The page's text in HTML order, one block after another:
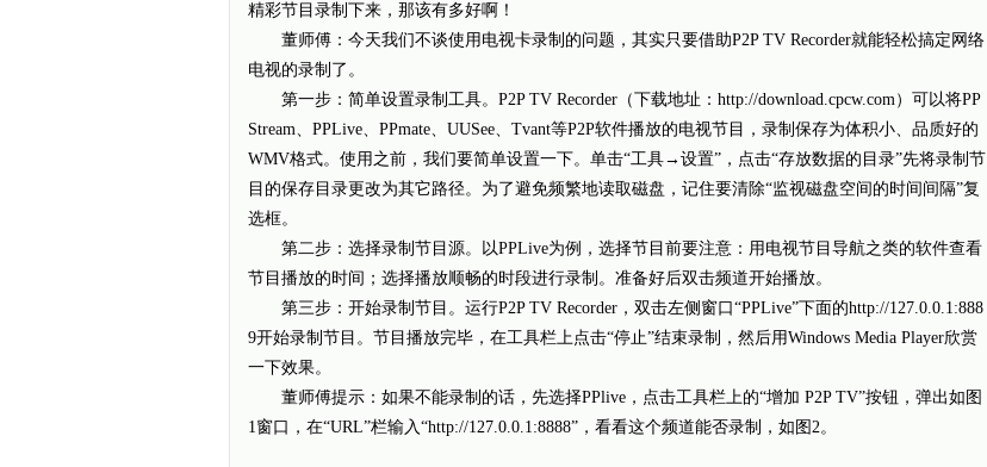
精彩节目录制下来，那该有多好啊！
董师傅：今天我们不谈使用电视卡录制的问题，其实只要借助P2P TV Recorder就能轻松搞定网络
电视的录制了。
第一步：简单设置录制工具。P2P TV Recorder（下载地址：http://download.cpcw.com）可以将PP
Stream、PPLive、PPmate、UUSee、Tvant等P2P软件播放的电视节目，录制保存为体积小、品质好的
WMV格式。使用之前，我们要简单设置一下。单击“工具→设置”，点击“存放数据的目录”先将录制节
目的保存目录更改为其它路径。为了避免频繁地读取磁盘，记住要清除“监视磁盘空间的时间间隔”复
选框。
第二步：选择录制节目源。以PPLive为例，选择节目前要注意：用电视节目导航之类的软件查看
节目播放的时间；选择播放顺畅的时段进行录制。准备好后双击频道开始播放。
第三步：开始录制节目。运行P2P TV Recorder，双击左侧窗口“PPLive”下面的http://127.0.0.1:888
9开始录制节目。节目播放完毕，在工具栏上点击“停止”结束录制，然后用Windows Media Player欣赏
一下效果。
董师傅提示：如果不能录制的话，先选择PPlive，点击工具栏上的“增加 P2P TV”按钮，弹出如图
1窗口，在“URL”栏输入“http://127.0.0.1:8888”，看看这个频道能否录制，如图2。